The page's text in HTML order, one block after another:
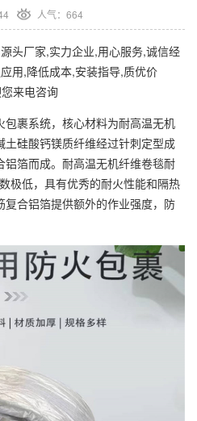
人气： 664
头厂家,实力企业,用心服务,诚信经
用,降低成本,安装指导,质优价
来电咨询
裹系统，核心材料为耐高温无机
硅酸钙镁质纤维经过针刺定型成
箔而成。耐高温无机纤维卷毯耐
极低，具有优秀的耐火性能和隔热
合铝箔提供额外的作业强度，防